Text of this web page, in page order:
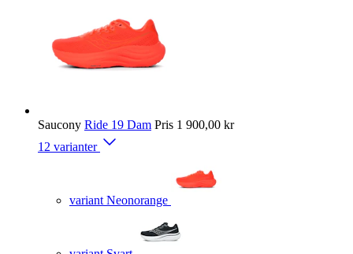
Saucony Ride 19 Dam Pris 1 900,00 kr
12 varianter
variant Neonorange